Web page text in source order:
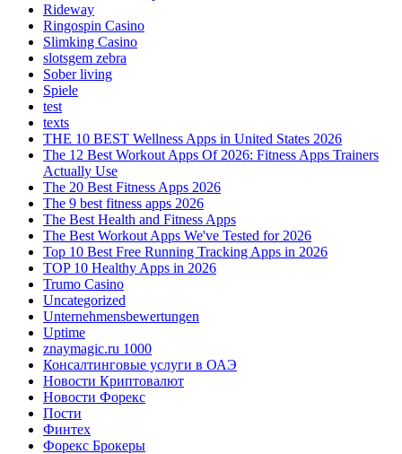
Rideway
Ringospin Casino
Slimking Casino
slotsgem zebra
Sober living
Spiele
test
texts
THE 10 BEST Wellness Apps in United States 2026
The 12 Best Workout Apps Of 2026: Fitness Apps Trainers
Actually Use
The 20 Best Fitness Apps 2026
The 9 best fitness apps 2026
The Best Health and Fitness Apps
The Best Workout Apps We've Tested for 2026
Top 10 Best Free Running Tracking Apps in 2026
TOP 10 Healthy Apps in 2026
Trumo Casino
Uncategorized
Unternehmensbewertungen
Uptime
znaymagic.ru 1000
Консалтинговые услуги в ОАЭ
Новости Криптовалют
Новости Форекс
Пости
Финтех
Форекс Брокеры